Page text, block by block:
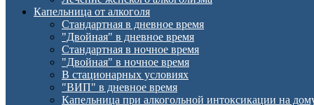
Капельница от алкоголя
Стандартная в дневное время
"Двойная" в дневное время
Стандартная в ночное время
"Двойная" в ночное время
В стационарных условиях
"ВИП" в дневное время
Капельница при алкогольной интоксикации на